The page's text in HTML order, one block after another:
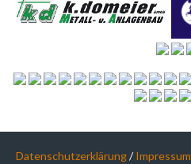
Datenschutzerklärung/Impressum